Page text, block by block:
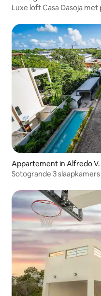
Luxe loft Casa Dasoja
Appartement in Alfredo V.
Sotogrande 3